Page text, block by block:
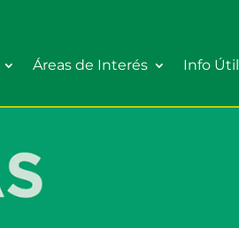
Áreas de Interés Info Útil